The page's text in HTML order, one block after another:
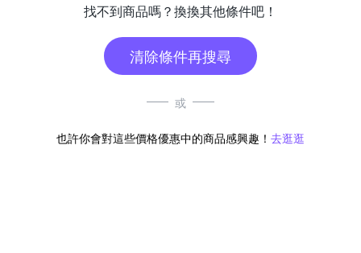
找不到商品嗎？換換其他條件吧！
清除條件再搜尋
或
也許你會對這些價格優惠中的商品感興趣！ 去逛逛